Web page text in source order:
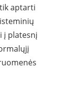
aptarti
į platesnį